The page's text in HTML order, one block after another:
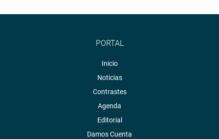
PORTAL
Inicio
Noticias
Contrastes
Agenda
Editorial
Damos Cuenta